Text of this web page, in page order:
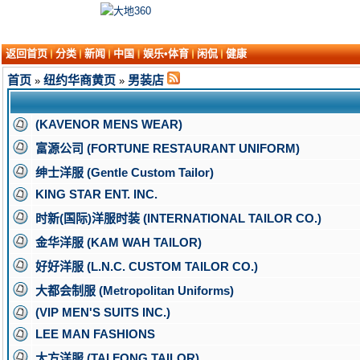
返回首页 分类 新闻 中国 娱乐•体育 闲侃 健康
首页 » 纽约华商黄页 » 男装店
(KAVENOR MENS WEAR)
富源公司 (FORTUNE RESTAURANT UNIFORM)
绅士洋服 (Gentle Custom Tailor)
KING STAR ENT. INC.
时新(国际)洋服时装 (INTERNATIONAL TAILOR CO.)
金华洋服 (KAM WAH TAILOR)
好好洋服 (L.N.C. CUSTOM TAILOR CO.)
大都会制服 (Metropolitan Uniforms)
(VIP MEN'S SUITS INC.)
LEE MAN FASHIONS